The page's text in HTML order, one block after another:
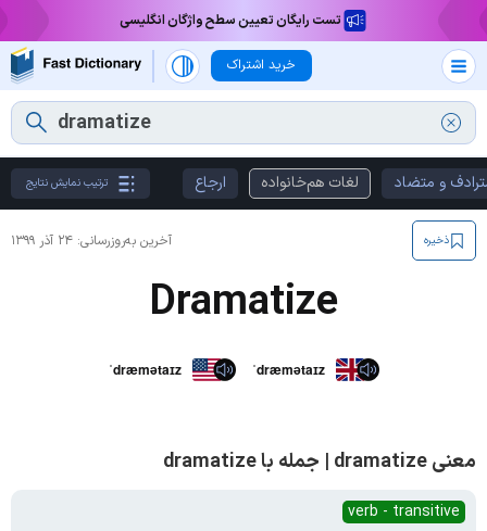
تست رایگان تعیین سطح واژگان انگلیسی
خرید اشتراک
و متضاد لغات هم‌خانواده ارجاع ترتیب نمایش نتایج
آخرین به‌روزرسانی: ۲۴ آذر ۱۳۹۹ ذخیره
Dramatize
ˈdræmətaɪz ˈdræmətaɪz
معنی dramatize | جمله با dramatize
verb - transitive